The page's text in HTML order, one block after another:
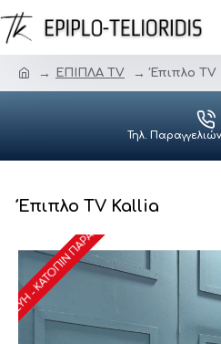
ΕΠΙΠΛΑ ΤV Έπιπλο TV
Τηλ. Παραγγελιών
Έπιπλο TV Kallia
- ΚΑΤΌΠΙΝ ΠΑΡΑΓΓΕΛΊΑΣ